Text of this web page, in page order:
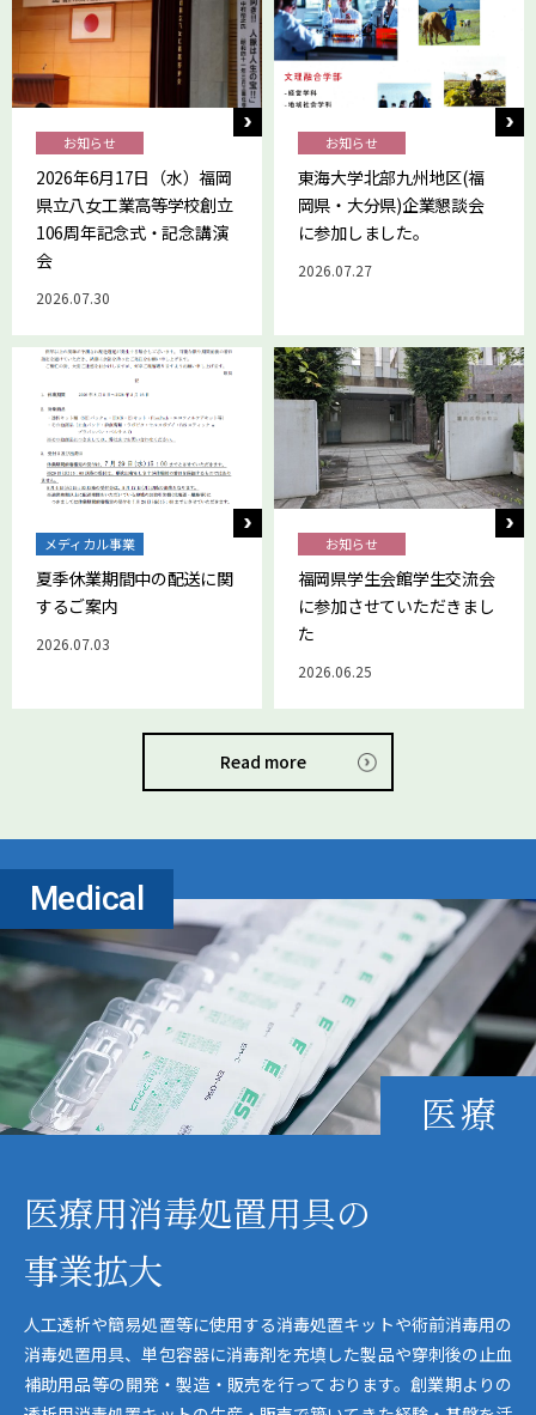
お知らせ
2026年6月17日（水）福岡
県立八女工業高等学校創立
106周年記念式・記念講演
会
2026.07.30
お知らせ
東海大学北部九州地区(福
岡県・大分県)企業懇談会
に参加しました。
2026.07.27
メディカル事業
夏季休業期間中の配送に関
するご案内
2026.07.03
お知らせ
福岡県学生会館学生交流会
に参加させていただきまし
た
2026.06.25
Read more
Medical
医療
医療用消毒処置用具の
事業拡大
人工透析や簡易処置等に使用する消毒処置キットや術前消毒用の
消毒処置用具、単包容器に消毒剤を充填した製品や穿刺後の止血
補助用品等の開発・製造・販売を行っております。創業期よりの